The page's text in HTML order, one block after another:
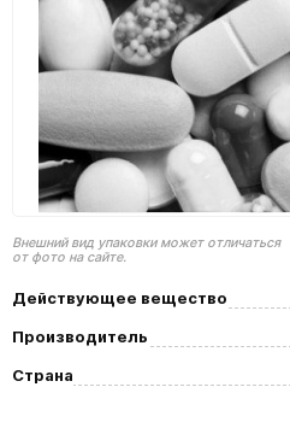
Внешний вид упаковки может отличаться
от фото на сайте.
Действующее вещество
Производитель
Страна